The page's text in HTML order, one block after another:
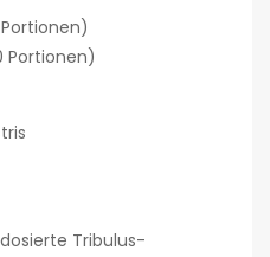
Portionen)
Tribulus-